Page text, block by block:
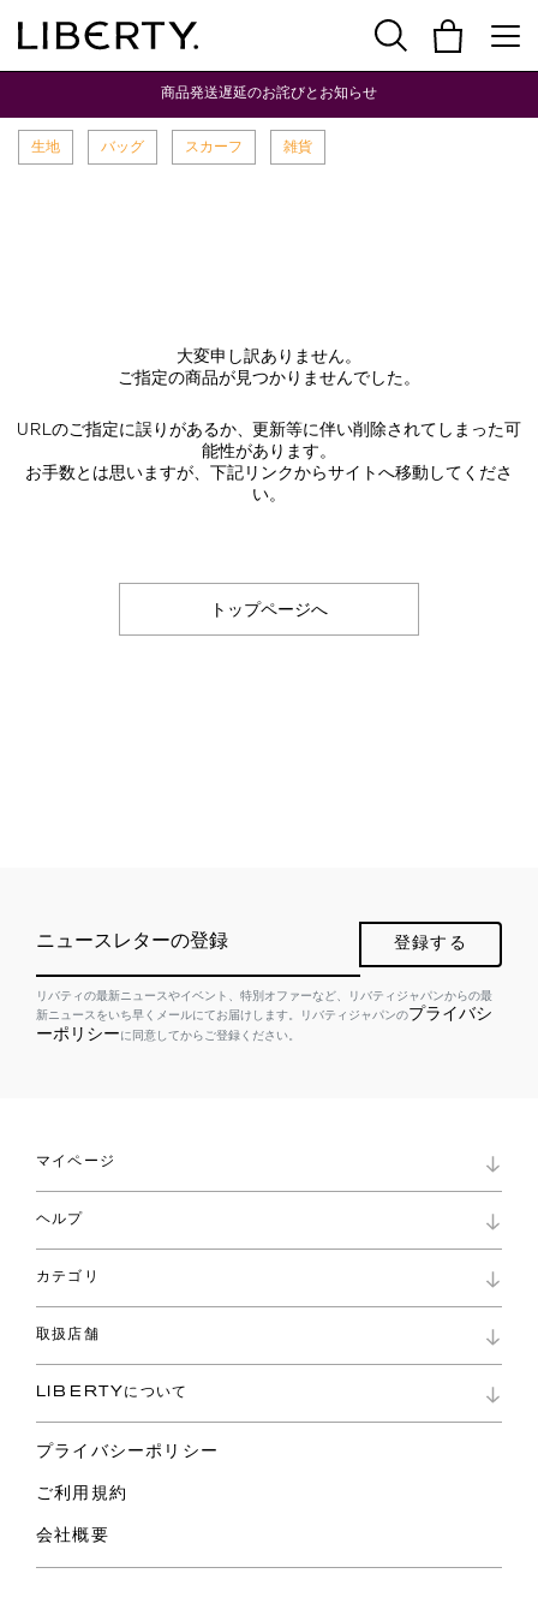
商品発送遅延のお詫びとお知らせ
生地 バッグ スカーフ 雑貨
大変申し訳ありません。
ご指定の商品が見つかりませんでした。
URLのご指定に誤りがあるか、更新等に伴い削除されてしまった可
能性があります。
お手数とは思いますが、下記リンクからサイトへ移動してくださ
い。
トップページへ
ニュースレターの登録 登録する
リバティの最新ニュースやイベント、特別オファーなど、リバティジャパンからの最
新ニュースをいち早くメールにてお届けします。リバティジャパンのプライバシ
ーポリシーに同意してからご登録ください。
マイページ
ロイヤリティプログラム
パスワード再設定
ショッピングバッグ
ヘルプ
お問い合わせ
よくあるご質問
ご利用ガイド
カテゴリ
コレクション
ファブリックス
バッグ
スカーフ
ウェア
ライフスタイル
スペシャル
取扱店舗
リバティ・ファブリックス
LIBERTYについて
プライバシーポリシー
ご利用規約
会社概要